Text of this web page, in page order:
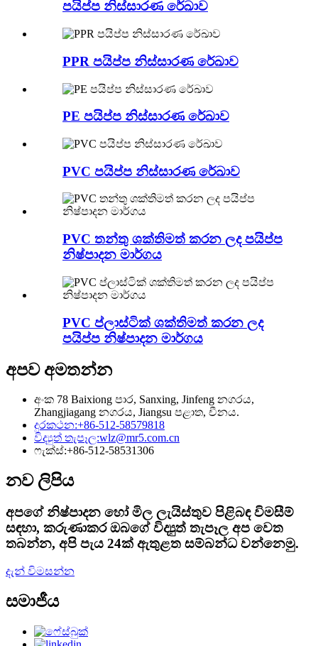
පයිප්ප නිස්සාරණ රේඛාව
PPR පයිප්ප නිස්සාරණ රේඛාව
PE පයිප්ප නිස්සාරණ රේඛාව
PVC පයිප්ප නිස්සාරණ රේඛාව
PVC තන්තු ශක්තිමත් කරන ලද පයිප්ප
නිෂ්පාදන මාර්ගය
PVC ප්ලාස්ටික් ශක්තිමත් කරන ලද
පයිප්ප නිෂ්පාදන මාර්ගය
අපව අමතන්න
අංක 78 Baixiong පාර, Sanxing, Jinfeng නගරය,
Zhangjiagang නගරය, Jiangsu පළාත, චීනය.
දුරකථන:+86-512-58579818
විද්‍යුත් තැපෑල:wlz@mr5.com.cn
ෆැක්ස්:+86-512-58531306
නව ලිපිය
අපගේ නිෂ්පාදන හෝ මිල ලැයිස්තුව පිළිබඳ විමසීම්
සඳහා, කරුණාකර ඔබගේ විද්‍යුත් තැපෑල අප වෙත
තබන්න, අපි පැය 24ක් ඇතුළත සම්බන්ධ වන්නෙමු.
දැන් විමසන්න
සමාජීය